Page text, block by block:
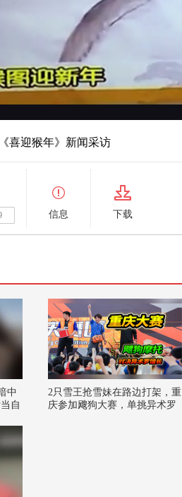
喜迎猴年》新闻采访
信息 下载
中
自
2只雪王抢雪妹在路边打架，重
庆参加飕狗大赛，单挑异术罗